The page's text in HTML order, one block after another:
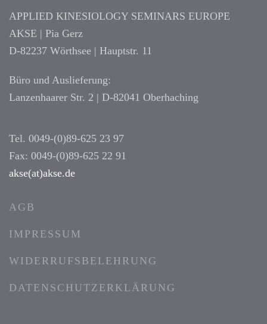
APPLIED KINESIOLOGY SEMINARS EUROPE
AKSE | Pia Gerz
D-82237 Wörthsee | Hauptstr. 11
Büro und Auslieferung:
Lanzenhaarer Str. 2 | D-82041 Oberhaching
Tel. 0049-(0)89-625 23 97
Fax: 0049-(0)89-625 22 91
akse(at)akse.de
AGB
IMPRESSUM
WIDERRUFSBELEHRUNG
DATENSCHUTZERKLÄRUNG